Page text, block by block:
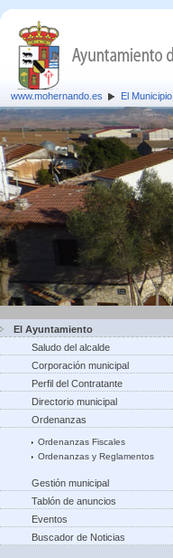
www.mohernando.es El Municipio
El Ayuntamiento
Saludo del alcalde
Corporación municipal
Perfil del Contratante
Directorio municipal
Ordenanzas
Ordenanzas Fiscales
Ordenanzas y Reglamentos
Gestión municipal
Tablón de anuncios
Eventos
Buscador de Noticias